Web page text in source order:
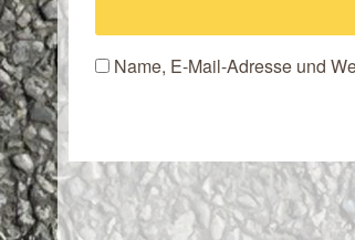
Name, E-Mail-Adresse und